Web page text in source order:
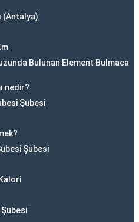
(Antalya)
Bulunan Element Bulmaca
nedir?
Şubesi
Şubesi